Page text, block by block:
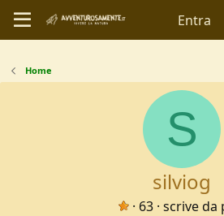
Entra
Home
S
silviog
· 63 · scrive da